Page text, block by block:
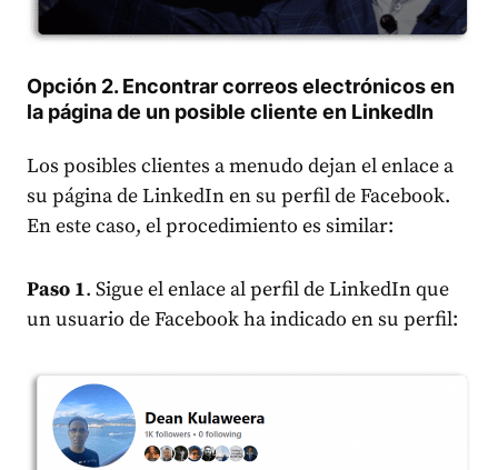
Opción 2. Encontrar correos electrónicos en
la página de un posible cliente en LinkedIn
Los posibles clientes a menudo dejan el enlace a
su página de LinkedIn en su perfil de Facebook.
En este caso, el procedimiento es similar:
Paso 1. Sigue el enlace al perfil de LinkedIn que
un usuario de Facebook ha indicado en su perfil: